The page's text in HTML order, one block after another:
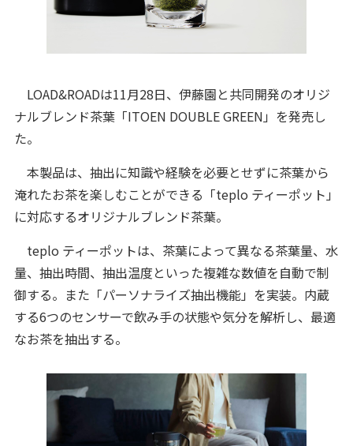
LOAD&ROADは11月28日、伊藤園と共同開発のオリジ
ナルブレンド茶葉「ITOEN DOUBLE GREEN」を発売し
た。
本製品は、抽出に知識や経験を必要とせずに茶葉から
淹れたお茶を楽しむことができる「teplo ティーポット」
に対応するオリジナルブレンド茶葉。
teplo ティーポットは、茶葉によって異なる茶葉量、水
量、抽出時間、抽出温度といった複雑な数値を自動で制
御する。また「パーソナライズ抽出機能」を実装。内蔵
する6つのセンサーで飲み手の状態や気分を解析し、最適
なお茶を抽出する。